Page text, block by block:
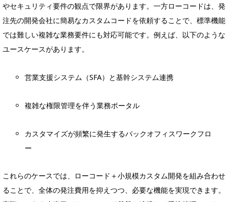
やセキュリティ要件の観点で限界があります。一方ローコードは、発
注先の開発会社に簡易なカスタムコードを依頼することで、標準機能
では難しい複雑な業務要件にも対応可能です。例えば、以下のような
ユースケースがあります。
営業支援システム（SFA）と基幹システム連携
複雑な権限管理を伴う業務ポータル
カスタマイズが頻繁に発生するバックオフィスワークフロ
ー
これらのケースでは、ローコード＋小規模カスタム開発を組み合わせ
ることで、全体の発注費用を抑えつつ、必要な機能を実現できます。